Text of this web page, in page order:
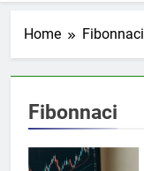
Home Fibonnaci
Fibonnaci